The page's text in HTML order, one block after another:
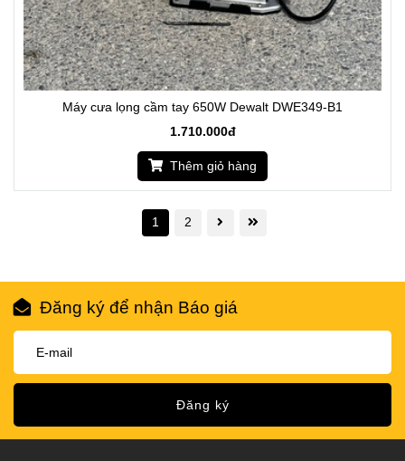
Máy cưa lọng cầm tay 650W Dewalt DWE349-B1
1.710.000đ
Thêm giỏ hàng
1 2
Đăng ký để nhận Báo giá
Đăng ký